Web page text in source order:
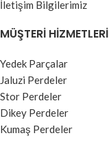
İletişim Bilgilerimiz
MÜŞTERI HIZMETLERI
Yedek Parçalar
Jaluzi Perdeler
Stor Perdeler
Dikey Perdeler
Kumaş Perdeler